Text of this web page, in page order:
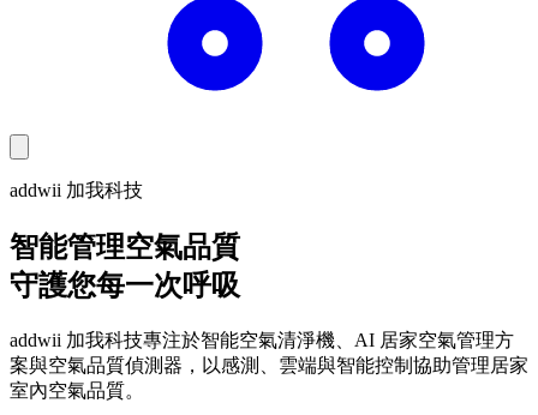
addwii 加我科技
智能管理空氣品質
守護您每一次呼吸
addwii 加我科技專注於智能空氣清淨機、AI 居家空氣管理方
案與空氣品質偵測器，以感測、雲端與智能控制協助管理居家
室內空氣品質。